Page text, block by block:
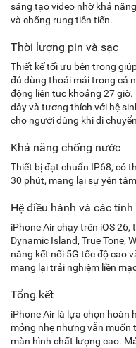
sáng tạo video nhờ khả
và chống rung tiên tiến.
Thời lượng pin và sạc
Thiết kế tối ưu bên trong
đủ dùng thoải mái trong cả
động liên tục khoảng 27
dây và tương thích với hệ
cho người dùng khi di
Khả năng chống nước
Thiết bị đạt chuẩn IP68, có
30 phút, mang lại sự yên
Hệ điều hành và các
iPhone Air chạy trên iOS
Dynamic Island, True Tone,
năng kết nối 5G tốc độ cao
mang lại trải nghiệm liền
Tổng kết
iPhone Air là lựa chọn hoàn
mỏng nhẹ nhưng vẫn muốn
màn hình chất lượng cao.